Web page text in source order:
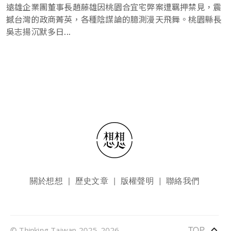
遠雄企業團董事長趙藤雄因桃園合宜宅弊案遭羈押禁見，震
撼台灣的政商菁英，各種陰謀論的臆測漫天飛舞。桃園縣長
吳志揚沉默多日...
頁尾選單關於想想 歷史文章 版權聲明 聯絡我們